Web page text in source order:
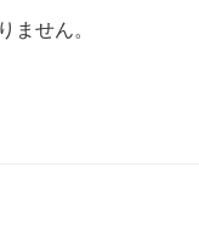
せん。